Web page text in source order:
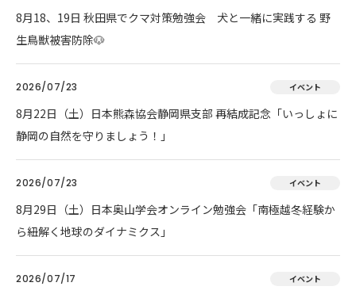
8月18、19日 秋田県でクマ対策勉強会 犬と一緒に実践する 野
生鳥獣被害防除🐶
2026/07/23 イベント
8月22日（土）日本熊森協会静岡県支部 再結成記念「いっしょに
静岡の自然を守りましょう！」
2026/07/23 イベント
8月29日（土）日本奥山学会オンライン勉強会「南極越冬経験か
ら紐解く地球のダイナミクス」
2026/07/17 イベント